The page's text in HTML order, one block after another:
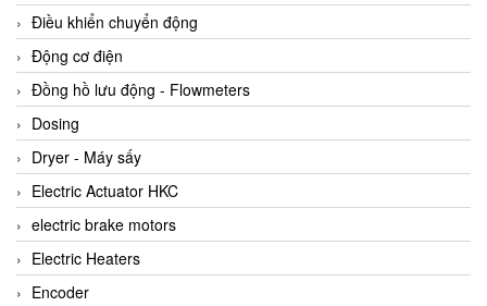
Ametek
AMPTRON Vietnam
AND Vietnam
ANDERSON-NEGELE
ANDILOG Technologies Vietnam
Anritsu
ANTEC S.A
Antico pumps
Anybus/ HMS
Điều khiển chuyển động
Động cơ điện
Đồng hồ lưu động - Flowmeters
Dosing
Dryer - Máy sấy
Electric Actuator HKC
electric brake motors
Electric Heaters
Encoder